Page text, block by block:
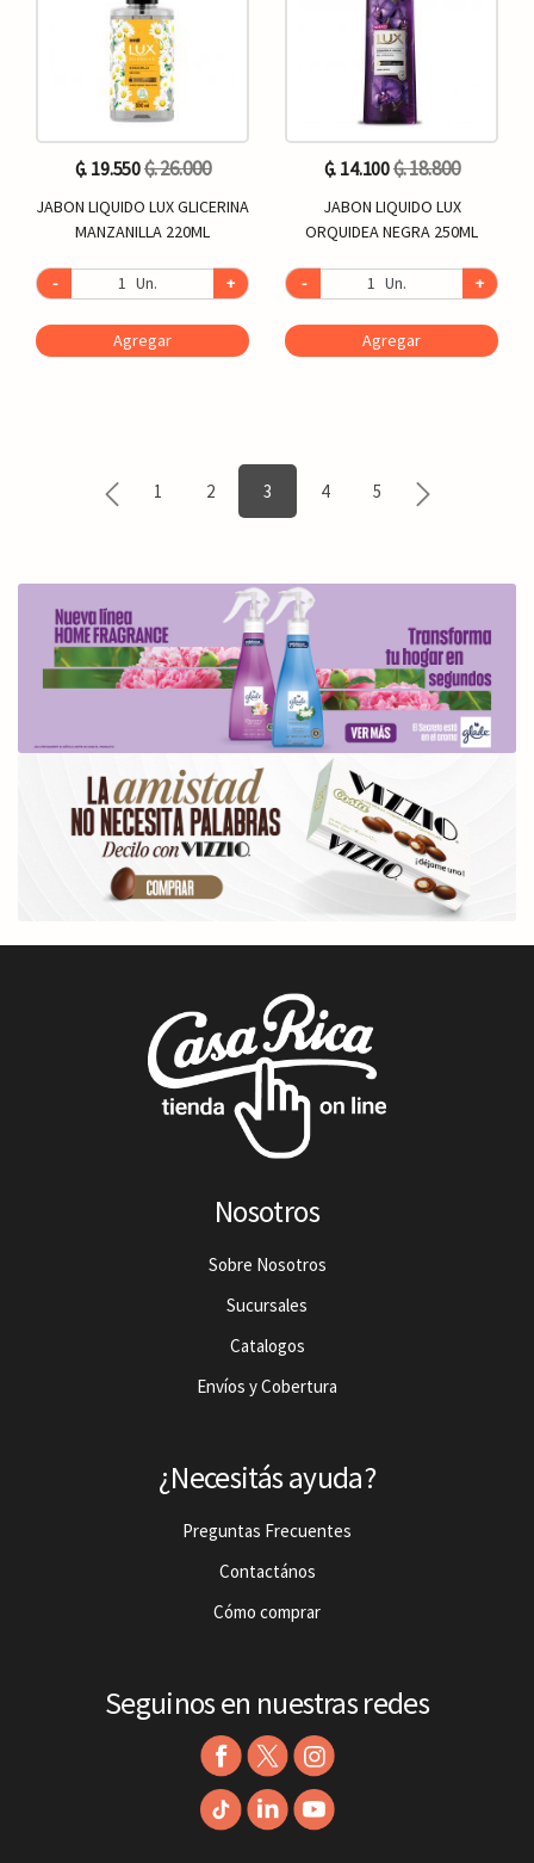
₲. 19.550₲. 26.000
JABON LIQUIDO LUX GLICERINA
MANZANILLA 220ML
- Un. +
Agregar
₲. 14.100₲. 18.800
JABON LIQUIDO LUX
ORQUIDEA NEGRA 250ML
- Un. +
Agregar
1 2 3 4 5
Nosotros
Sobre Nosotros
Sucursales
Catalogos
Envíos y Cobertura
¿Necesitás ayuda?
Preguntas Frecuentes
Contactános
Cómo comprar
Seguinos en nuestras redes